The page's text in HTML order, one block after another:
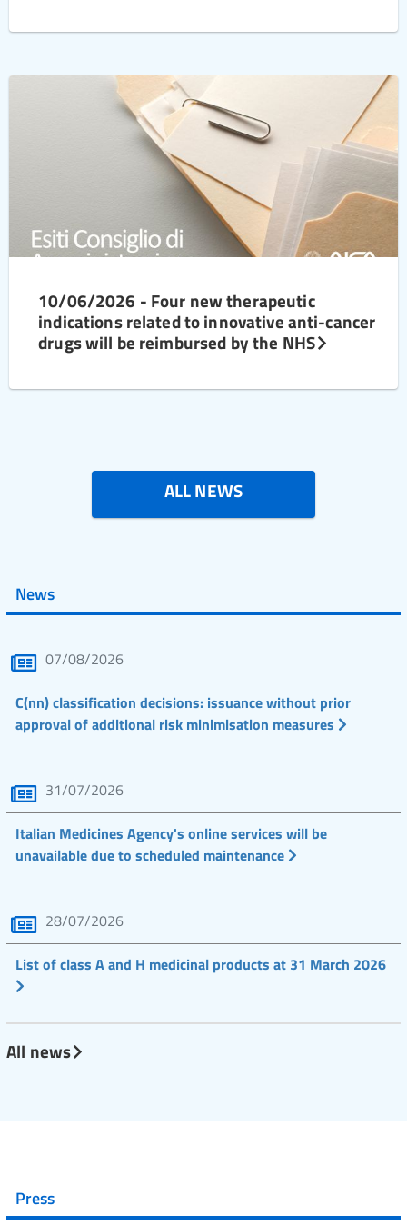
10/06/2026 - Four new therapeutic
indications related to innovative anti-cancer
drugs will be reimbursed by the NHS
ALL NEWS
News
07/08/2026
C(nn) classification decisions: issuance without prior
approval of additional risk minimisation measures
31/07/2026
Italian Medicines Agency's online services will be
unavailable due to scheduled maintenance
28/07/2026
List of class A and H medicinal products at 31 March 2026
All news
Press